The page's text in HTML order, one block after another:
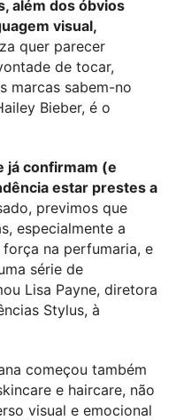
além dos óbvios
visual,
quer parecer
de tocar,
marcas sabem-no
Bieber, é o
já confirmam (e
estar prestes a
previmos que
especialmente a
na perfumaria, e
série de
Lisa Payne, diretora
Stylus, à
começou também
e haircare, não
visual e emocional